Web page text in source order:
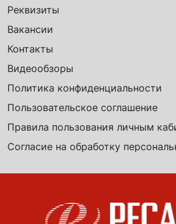
Реквизиты
Вакансии
Контакты
Видеообзоры
Политика конфиденциальности
Пользовательское соглашение
Правила пользования личным
Согласие на обработку